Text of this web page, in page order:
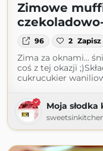
Zimowe
96 2 Zapisz
Zima za oknami...
coś z tej okazji
cukrucukier
Moja